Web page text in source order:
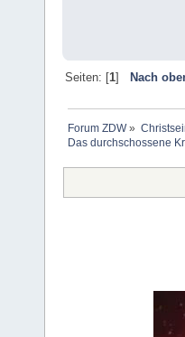
Seiten: [1] Nach
Forum ZDW»
Das durchschossene